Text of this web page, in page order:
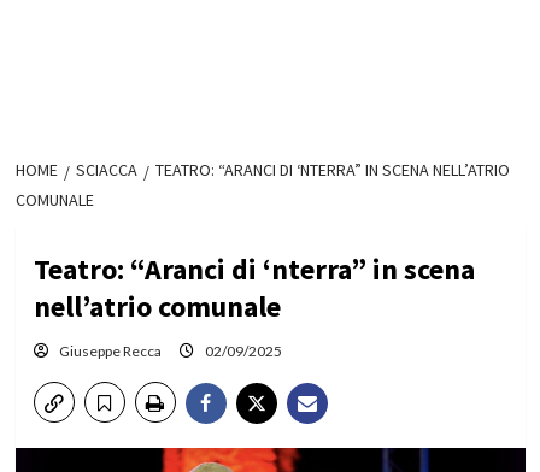
HOME SCIACCA
TEATRO: “ARANCI DI ‘NTERRA” IN SCENA NELL’ATRIO
COMUNALE
Teatro: “Aranci di ‘nterra” in scena
nell’atrio comunale
Giuseppe Recca 02/09/2025